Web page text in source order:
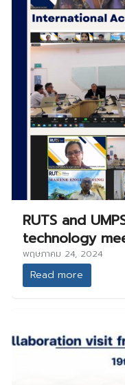
RUTS and
technology
พฤษภาคม 24, 2024
Read more